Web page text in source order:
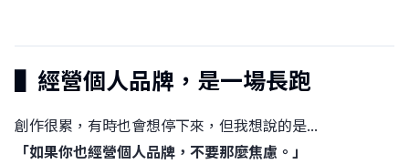
▌經營個人品牌，是一場長跑
創作很累，有時也會想停下來，但我想說的是...
「如果你也經營個人品牌，不要那麼焦慮。」